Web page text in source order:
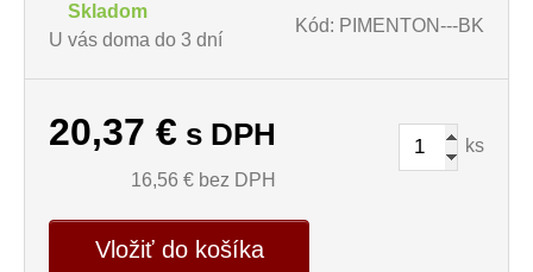
Skladom
U vás doma do 3 dní
Kód: PIMENTON---BK
20,37 € s DPH
16,56 € bez DPH
ks
Vložiť do košíka